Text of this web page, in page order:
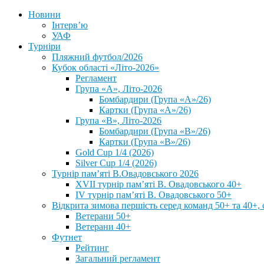
Новини
Інтерв’ю
УАФ
Турніри
Пляжний футбол/2026
Кубок області «Літо-2026»
Регламент
Група «А», Літо-2026
Бомбардири (Група «А»/26)
Картки (Група «А»/26)
Група «В», Літо-2026
Бомбардири (Група «В»/26)
Картки (Група «В»/26)
Gold Cup 1/4 (2026)
Silver Cup 1/4 (2026)
Турнір пам’яті В.Овадовського 2026
XVII турнір пам’яті В. Овадовського 40+
IV турнір пам’яті В. Овадовського 50+
Відкрита зимова першість серед команд 50+ та 40+,
Ветерани 50+
Ветерани 40+
Футнет
Рейтинг
Загальний регламент